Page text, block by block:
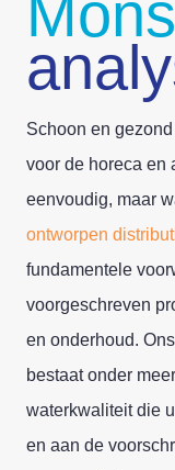
Schoon en
voor de horeca en
eenvoudig, maar
ontworpen
fundamentele
voorgeschreven
en onderhoud.
bestaat onder
waterkwaliteit die
en aan de